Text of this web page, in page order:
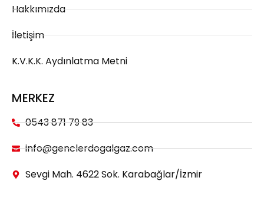
Hakkımızda
İletişim
K.V.K.K. Aydınlatma Metni
MERKEZ
0543 871 79 83
info@genclerdogalgaz.com
Sevgi Mah. 4622 Sok. Karabağlar/İzmir